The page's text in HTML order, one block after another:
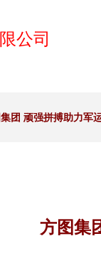
公司
团 顽强拼搏助力军
方图集